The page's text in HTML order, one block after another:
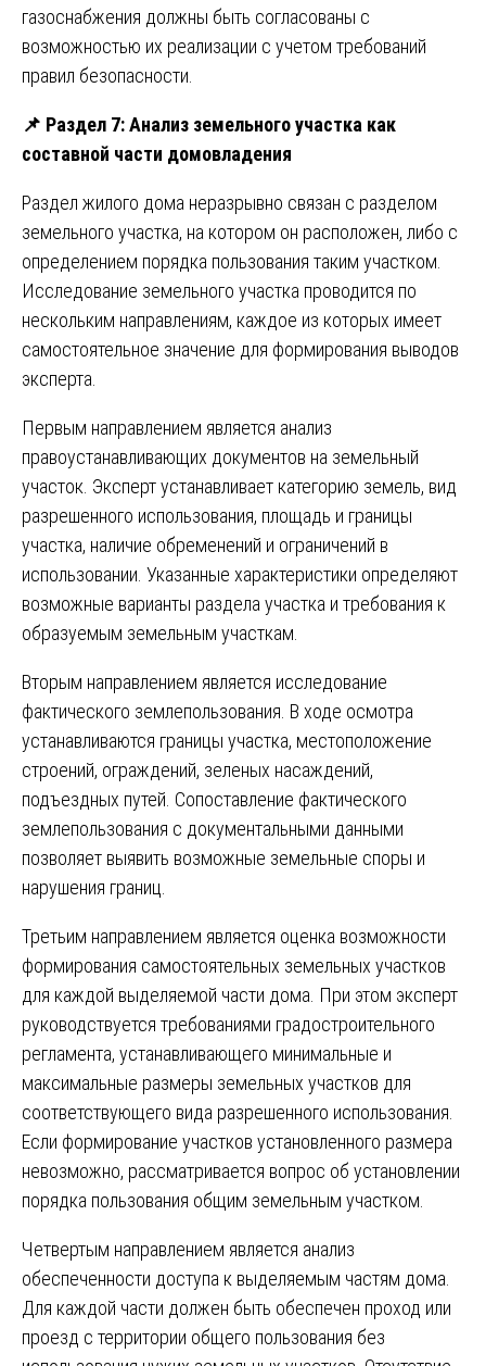
газоснабжения должны быть согласованы с
возможностью их реализации с учетом требований
правил безопасности.
📌 Раздел 7: Анализ земельного участка как
составной части домовладения
Раздел жилого дома неразрывно связан с разделом
земельного участка, на котором он расположен, либо с
определением порядка пользования таким участком.
Исследование земельного участка проводится по
нескольким направлениям, каждое из которых имеет
самостоятельное значение для формирования выводов
эксперта.
Первым направлением является анализ
правоустанавливающих документов на земельный
участок. Эксперт устанавливает категорию земель, вид
разрешенного использования, площадь и границы
участка, наличие обременений и ограничений в
использовании. Указанные характеристики определяют
возможные варианты раздела участка и требования к
образуемым земельным участкам.
Вторым направлением является исследование
фактического землепользования. В ходе осмотра
устанавливаются границы участка, местоположение
строений, ограждений, зеленых насаждений,
подъездных путей. Сопоставление фактического
землепользования с документальными данными
позволяет выявить возможные земельные споры и
нарушения границ.
Третьим направлением является оценка возможности
формирования самостоятельных земельных участков
для каждой выделяемой части дома. При этом эксперт
руководствуется требованиями градостроительного
регламента, устанавливающего минимальные и
максимальные размеры земельных участков для
соответствующего вида разрешенного использования.
Если формирование участков установленного размера
невозможно, рассматривается вопрос об установлении
порядка пользования общим земельным участком.
Четвертым направлением является анализ
обеспеченности доступа к выделяемым частям дома.
Для каждой части должен быть обеспечен проход или
проезд с территории общего пользования без